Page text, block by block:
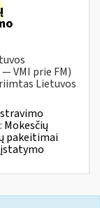
VMI prie FM)
Lietuvos
Mokesčių
pakeitimai